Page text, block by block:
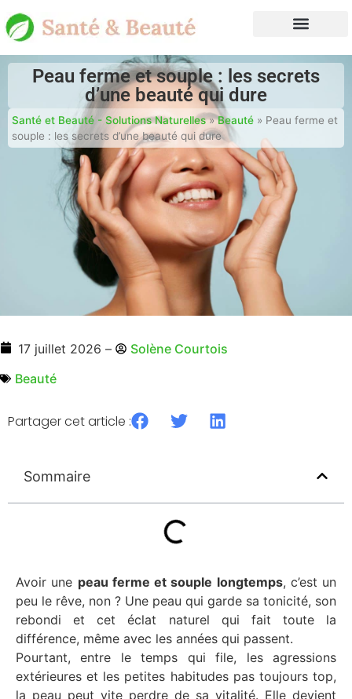
Peau ferme et souple : les secrets
d’une beauté qui dure
Santé et Beauté - Solutions Naturelles»Beauté » Peau ferme et
souple : les secrets d’une beauté qui dure
17 juillet 2026 –
Solène Courtois
Beauté
Partager cet article :
Sommaire
Avoir une peau ferme et souple longtemps, c’est un
peu le rêve, non ? Une peau qui garde sa tonicité, son
rebondi et cet éclat naturel qui fait toute la
différence, même avec les années qui passent.
Pourtant, entre le temps qui file, les agressions
extérieures et les petites habitudes pas toujours top,
la peau peut vite perdre de sa vitalité. Elle devient